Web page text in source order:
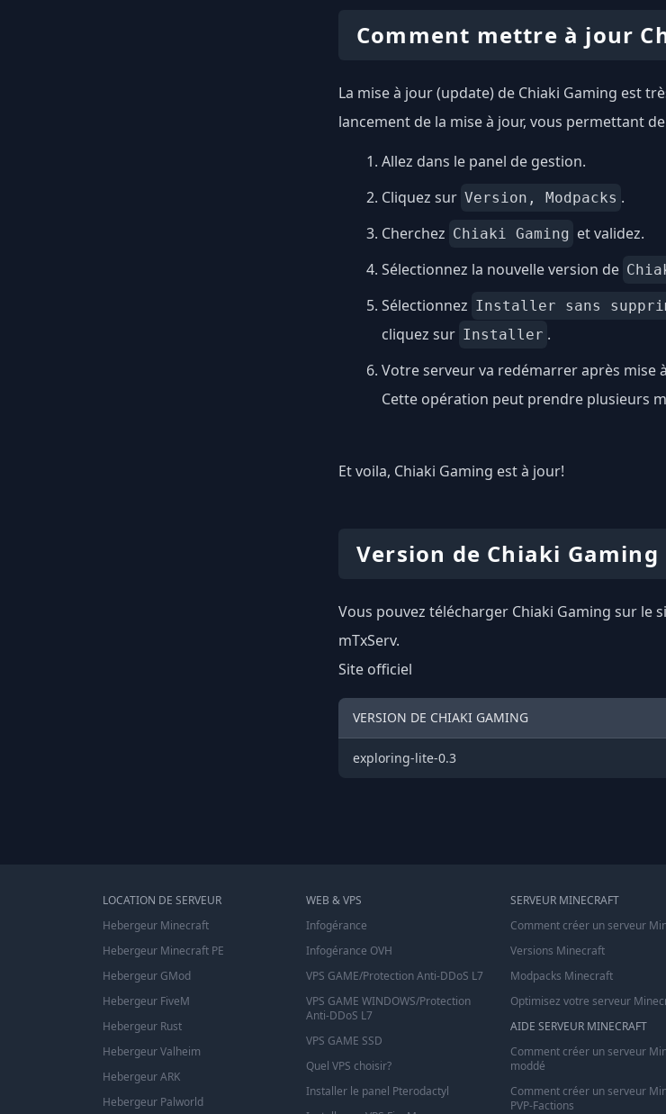
Comment mettre à jour
La mise à jour (update) de Chiaki Gaming est
lancement de la mise à jour, vous permettant
Allez dans le panel de gestion.
Cliquez sur Version, Modpacks .
Cherchez Chiaki Gaming et validez.
Sélectionnez la nouvelle version de
Sélectionnez Installer sans
cliquez sur Installer .
Votre serveur va redémarrer après mise
Cette opération peut prendre plusieurs
Et voila, Chiaki Gaming est à jour!
Version de Chiaki Gaming
Vous pouvez télécharger Chiaki Gaming sur le
mTxServ.
Site officiel
VERSION DE CHIAKI GAMING
exploring-lite-0.3
LOCATION DE SERVEUR
Hebergeur Minecraft
Hebergeur Minecraft PE
Hebergeur GMod
Hebergeur FiveM
Hebergeur Rust
Hebergeur Valheim
Hebergeur ARK
Hebergeur Palworld
WEB & VPS
Infogérance
Infogérance OVH
VPS GAME/Protection Anti-DDoS L7
VPS GAME WINDOWS/Protection
Anti-DDoS L7
VPS GAME SSD
Quel VPS choisir?
Installer le panel Pterodactyl
SERVEUR MINECRAFT
Comment créer un serveur
Versions Minecraft
Modpacks Minecraft
Optimisez votre serveur
AIDE SERVEUR MINECRAFT
Comment créer un serveur
moddé
Comment créer un serveur
PVP-Factions